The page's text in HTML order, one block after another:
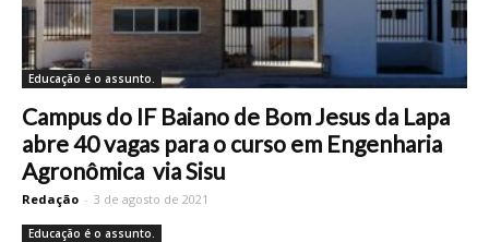
Educação é o assunto.
Campus do IF Baiano de Bom Jesus da Lapa
abre 40 vagas para o curso em Engenharia
Agronômica via Sisu
Redação - 3 de agosto de 2021
Educação é o assunto.